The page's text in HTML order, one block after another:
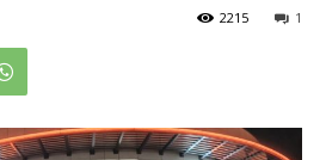
1
2215